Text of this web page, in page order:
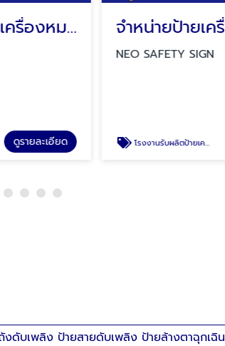
โรงงานผลิตป้ายเครื่องหมายบังคับ
ดูรายละเอียด
NEO SAFETY SIGN
โรงงานรับผลิตป้ายเครื่องหมายห้าม
งดับเพลิง ป้ายสายดับเพลิง ป้ายล้างตาฉุกเฉิน